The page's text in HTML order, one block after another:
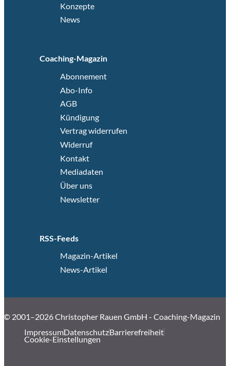
Konzepte
News
Coaching-Magazin
Abonnement
Abo-Info
AGB
Kündigung
Vertrag widerrufen
Widerruf
Kontakt
Mediadaten
Über uns
Newsletter
RSS-Feeds
Magazin-Artikel
News-Artikel
© 2001–2026 Christopher Rauen GmbH - Coaching-Magazin
ImpressumDatenschutzBarrierefreiheit
Cookie-Einstellungen